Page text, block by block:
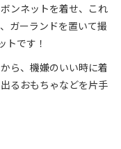
ンネットを着せ、これ
ガーランドを置いて撮
トです！
ら、機嫌のいい時に着
るおもちゃなどを片手